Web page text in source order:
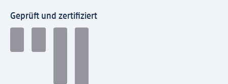
Geprüft und zertifiziert